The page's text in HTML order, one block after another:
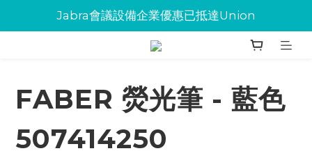
Jabra會議設備企業優惠已抵達Union
Jabra會議設備企業優惠已抵達Union
環保碳粉歡迎大量下單
FABER 熒光筆 - 藍色
507414250